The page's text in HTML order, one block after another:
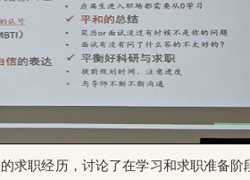
的求职经历，讨论了在学习和求职准备阶